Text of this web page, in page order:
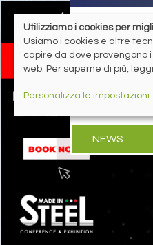
NEWS
Utilizziamo i cookies per
Usiamo i cookies e altre
capire da dove provengono
web. Per saperne di più,
Personalizza le impostazioni